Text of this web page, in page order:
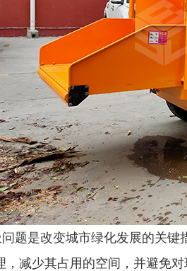
是改变城市绿化发展的关键
减少其占用的空间，并避免对